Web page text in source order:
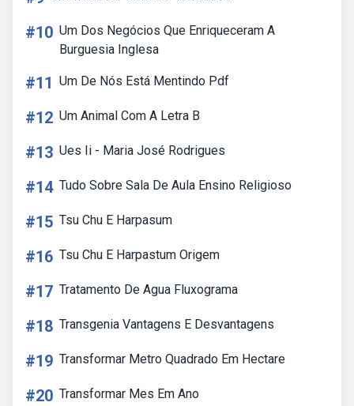
#10 Um Dos Negócios Que Enriqueceram A
Burguesia Inglesa
#11 Um De Nós Está Mentindo Pdf
#12 Um Animal Com A Letra B
#13 Ues Ii - Maria José Rodrigues
#14 Tudo Sobre Sala De Aula Ensino Religioso
#15 Tsu Chu E Harpasum
#16 Tsu Chu E Harpastum Origem
#17 Tratamento De Agua Fluxograma
#18 Transgenia Vantagens E Desvantagens
#19 Transformar Metro Quadrado Em Hectare
#20 Transformar Mes Em Ano